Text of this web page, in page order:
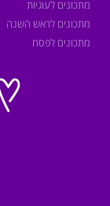
מתכונים לעוגיות
מתכונים לראש השנה
מתכונים לפסח